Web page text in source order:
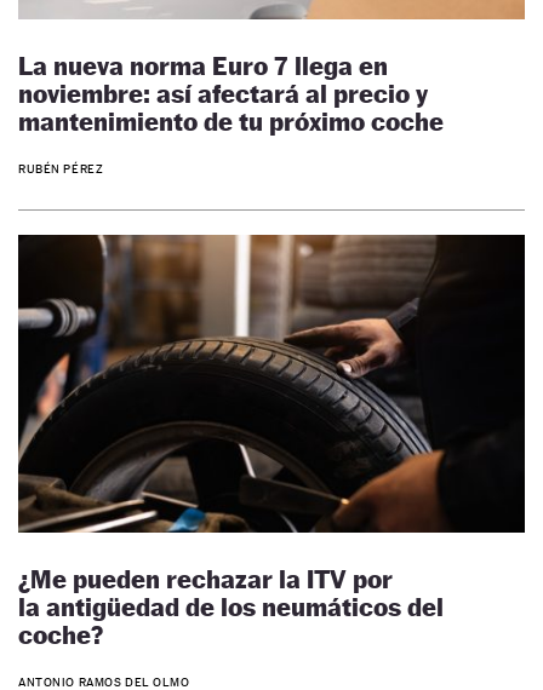
La nueva norma Euro 7 llega en
noviembre: así afectará al precio y
mantenimiento de tu próximo coche
RUBÉN PÉREZ
¿Me pueden rechazar la ITV por
la antigüedad de los neumáticos del
coche?
ANTONIO RAMOS DEL OLMO